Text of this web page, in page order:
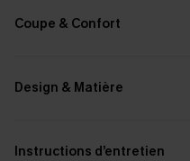
Coupe & Confort
Design & Matière
Instructions d’entretien